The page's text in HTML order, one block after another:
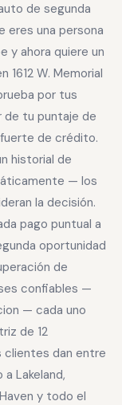
de segunda
eres una persona
y ahora quiere un
1612 W. Memorial
por tus
de tu puntaje de
de crédito.
historial de
— los
la decisión.
pago puntual a
oportunidad
de
confiables —
— cada uno
de 12
clientes dan entre
Lakeland,
y todo el